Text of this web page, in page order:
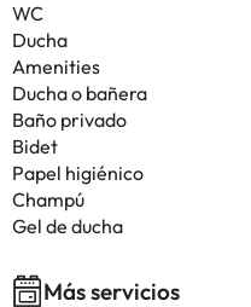
WC
Ducha
Amenities
Ducha o bañera
Baño privado
Bidet
Papel higiénico
Champú
Gel de ducha
Más servicios